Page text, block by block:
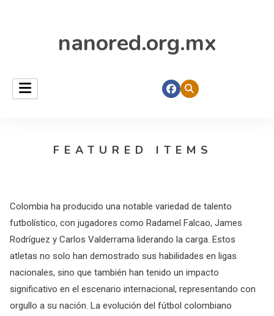
nanored.org.mx
FEATURED ITEMS
Colombia ha producido una notable variedad de talento
futbolístico, con jugadores como Radamel Falcao, James
Rodríguez y Carlos Valderrama liderando la carga. Estos
atletas no solo han demostrado sus habilidades en ligas
nacionales, sino que también han tenido un impacto
significativo en el escenario internacional, representando con
orgullo a su nación. La evolución del fútbol colombiano